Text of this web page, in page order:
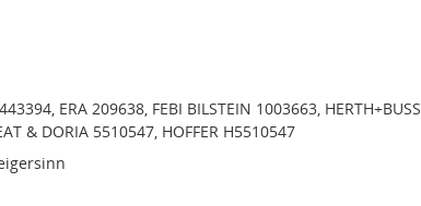
ERA 209638, FEBI BILSTEIN 1003663, HERTH+BUSS
& DORIA 5510547, HOFFER H5510547